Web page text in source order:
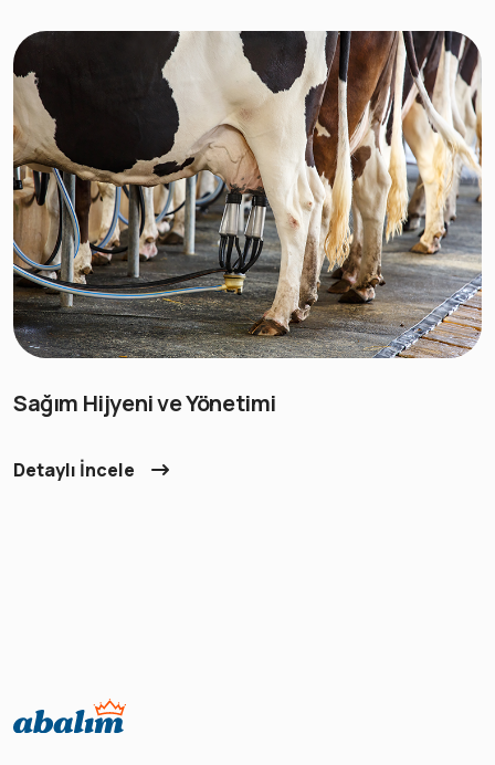
Sağım Hijyeni ve Yönetimi
Detaylı İncele